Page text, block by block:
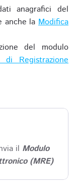
anagrafici del
anche laModifica
del modulo
di Registrazione
il Modulo
(MRE)